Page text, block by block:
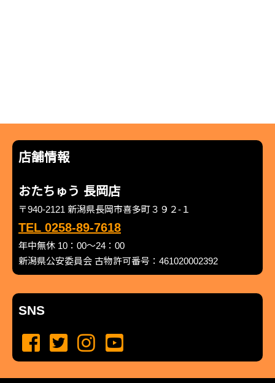
店舗情報
おたちゅう 長岡店
〒940-2121 新潟県長岡市喜多町３９２-１
TEL 0258-89-7618
年中無休 10：00～24：00
新潟県公安委員会 古物許可番号：461020002392
SNS